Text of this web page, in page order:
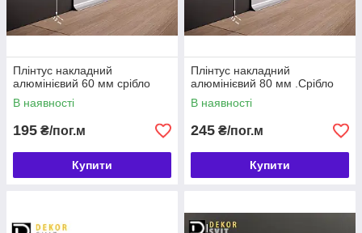
Плінтус накладний
алюмінієвий 60 мм срібло
В наявності
195 ₴/пог.м
Купити
Плінтус накладний
алюмінієвий 80 мм .Срібло
В наявності
245 ₴/пог.м
Купити